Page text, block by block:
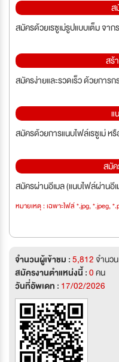
ส
สมัครด้วยเรซูเม่รูปแบบเต็ม จา
สร้
สมัครง่ายและรวดเร็ว ด้วยการ
แ
สมัครด้วยการแนบไฟล์เรซูเม่ ห
สมั
สมัครผ่านอีเมล (แนบไฟล์ผ่านอี
หมายเหตุ : เฉพาะไฟล์ *.jpg, *.jpeg,
จำนวนผู้เข้าชม :5,812จำนวน
สมัครงานตำแหน่งนี้ :0คน
วันที่อัพเดท : 17/02/2026